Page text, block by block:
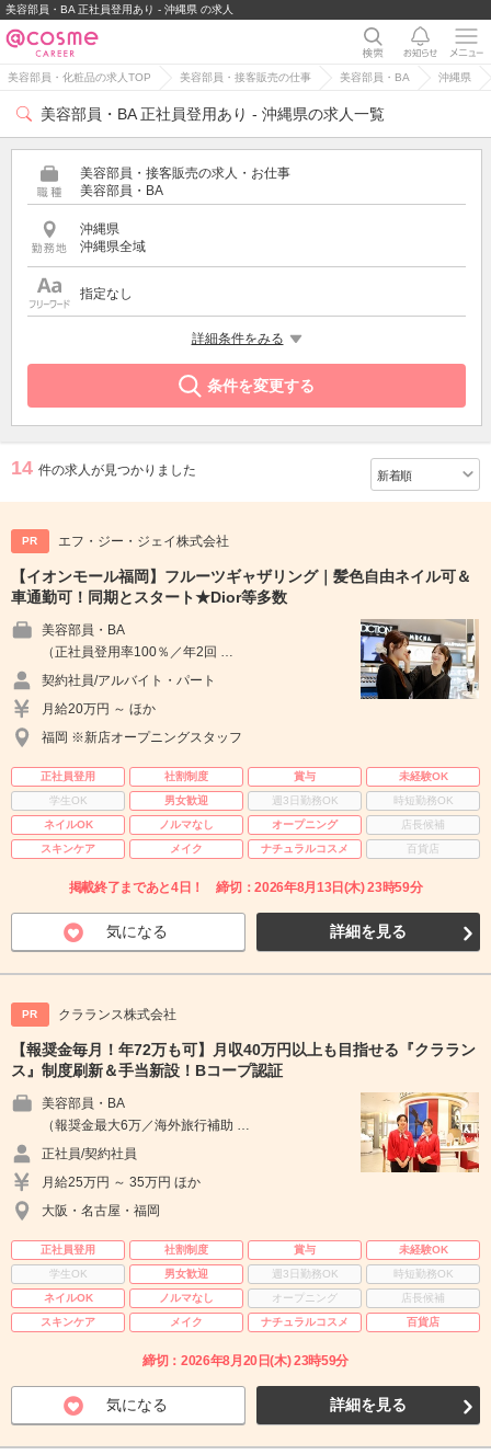
美容部員・BA 正社員登用あり - 沖縄県 の求人
美容部員・化粧品の求人TOP 美容部員・接客販売の仕事 美容部員・BA 沖縄県
美容部員・BA 正社員登用あり - 沖縄県の求人一覧
美容部員・接客販売の求人・お仕事
美容部員・BA
沖縄県
沖縄県全域
指定なし
詳細条件をみる
条件を変更する
14 件の求人が見つかりました
PR エフ・ジー・ジェイ株式会社
【イオンモール福岡】フルーツギャザリング｜髪色自由ネイル可＆
車通勤可！同期とスタート★Dior等多数
美容部員・BA
（正社員登用率100％／年2回 …
契約社員/アルバイト・パート
月給20万円 ～ ほか
福岡 ※新店オープニングスタッフ
正社員登用 社割制度 賞与
未経験OK
学生OK
男女歓迎 週3日勤務OK
時短勤務OK
ネイルOK
ノルマなし オープニング
店長候補
スキンケア
メイク ナチュラルコスメ 百貨店
掲載終了まであと4日！ 締切：2026年8月13日(木) 23時59分
気になる 詳細を見る
PR クラランス株式会社
【報奨金毎月！年72万も可】月収40万円以上も目指せる『クララン
ス』制度刷新＆手当新設！Bコープ認証
美容部員・BA
（報奨金最大6万／海外旅行補助 …
正社員/契約社員
月給25万円 ～ 35万円 ほか
大阪・名古屋・福岡
正社員登用 社割制度 賞与
未経験OK
学生OK
男女歓迎 週3日勤務OK
時短勤務OK
ネイルOK
ノルマなし オープニング
店長候補
スキンケア
メイク ナチュラルコスメ 百貨店
締切：2026年8月20日(木) 23時59分
気になる 詳細を見る